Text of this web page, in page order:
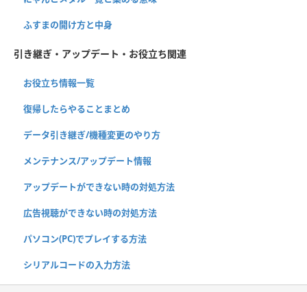
ふすまの開け方と中身
引き継ぎ・アップデート・お役立ち関連
お役立ち情報一覧
復帰したらやることまとめ
データ引き継ぎ/機種変更のやり方
メンテナンス/アップデート情報
アップデートができない時の対処方法
広告視聴ができない時の対処方法
パソコン(PC)でプレイする方法
シリアルコードの入力方法